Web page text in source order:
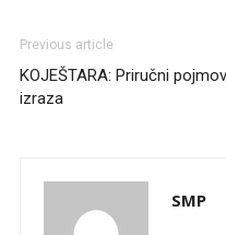
Previous article
KOJEŠTARA: Priručni
izraza
SMP